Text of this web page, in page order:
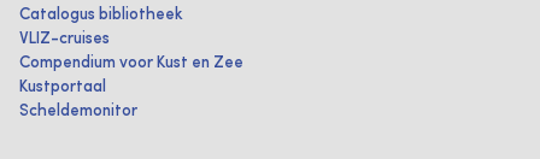
Catalogus bibliotheek
VLIZ-cruises
Compendium voor Kust en Zee
Kustportaal
Scheldemonitor